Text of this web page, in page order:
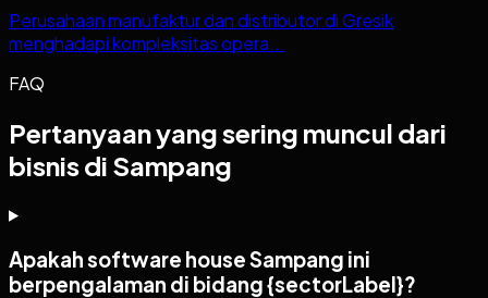
Perusahaan manufaktur dan distributor di Gresik
menghadapi kompleksitas opera...
FAQ
Pertanyaan yang sering muncul dari
bisnis di Sampang
Apakah software house Sampang ini
berpengalaman di bidang {sectorLabel}?